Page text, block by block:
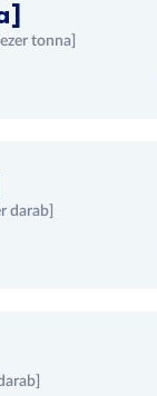
tonna]
darab]